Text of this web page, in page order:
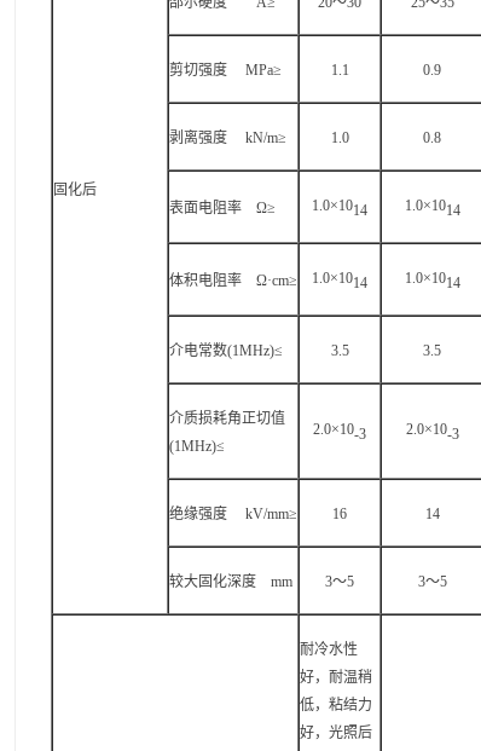
固化后
剪切强度 MPa≥ 1.1 0.9
剥离强度 kN/m≥ 1.0 0.8
表面电阻率 Ω≥ 1.0×1014 1.0×1014
体积电阻率 Ω·cm≥ 1.0×1014 1.0×1014
介电常数(1MHz)≤ 3.5 3.5
介质损耗角正切值
(1MHz)≤
2.0×10-3 2.0×10-3
绝缘强度 kV/mm≥ 16 14
较大固化深度 mm 3～5 3～5
耐冷水性
好，耐温稍
低，粘结力
好，光照后